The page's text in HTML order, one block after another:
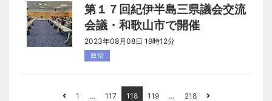
第１７回紀伊半島三県議会交流
会議・和歌山市で開催
2023年08月08日 19時12分
政治
1 … 117 118 119 … 218